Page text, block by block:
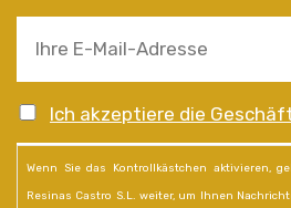
Ich akzeptiere die
Wenn Sie das Kontrollkästchen aktivieren,
Resinas Castro S.L. weiter, um Ihnen